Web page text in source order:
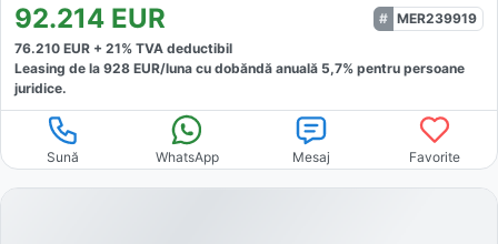
92.214 EUR
MER239919
76.210 EUR + 21% TVA deductibil
Leasing de la 928 EUR/luna cu dobăndă anuală 5,7% pentru persoane
juridice.
Sună WhatsApp Mesaj Favorite